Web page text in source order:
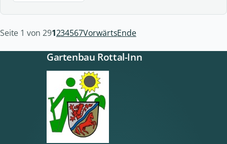
Seite 1 von 291234567VorwärtsEnde
Gartenbau Rottal-Inn